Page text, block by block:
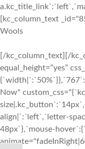
[kc_column_text
Wools
[/kc_column_text][/
equal_height=”yes”
Now"
align|`:`left`,`letter-
48px`},`mouse-